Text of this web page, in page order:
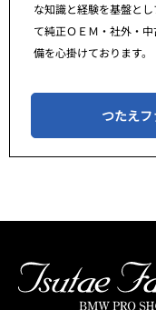
な知識と経験を基盤と
て純正ＯＥＭ・社外・
備を心掛けております。
つたえ